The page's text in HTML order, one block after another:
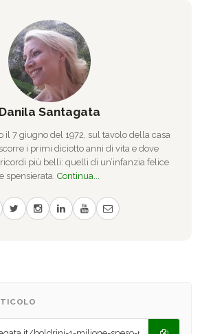
Danila Santagata
il 7 giugno del 1972, sul tavolo della casa
i primi diciotto anni di vita e dove
più belli: quelli di un’infanzia felice
e spensierata. Continua...